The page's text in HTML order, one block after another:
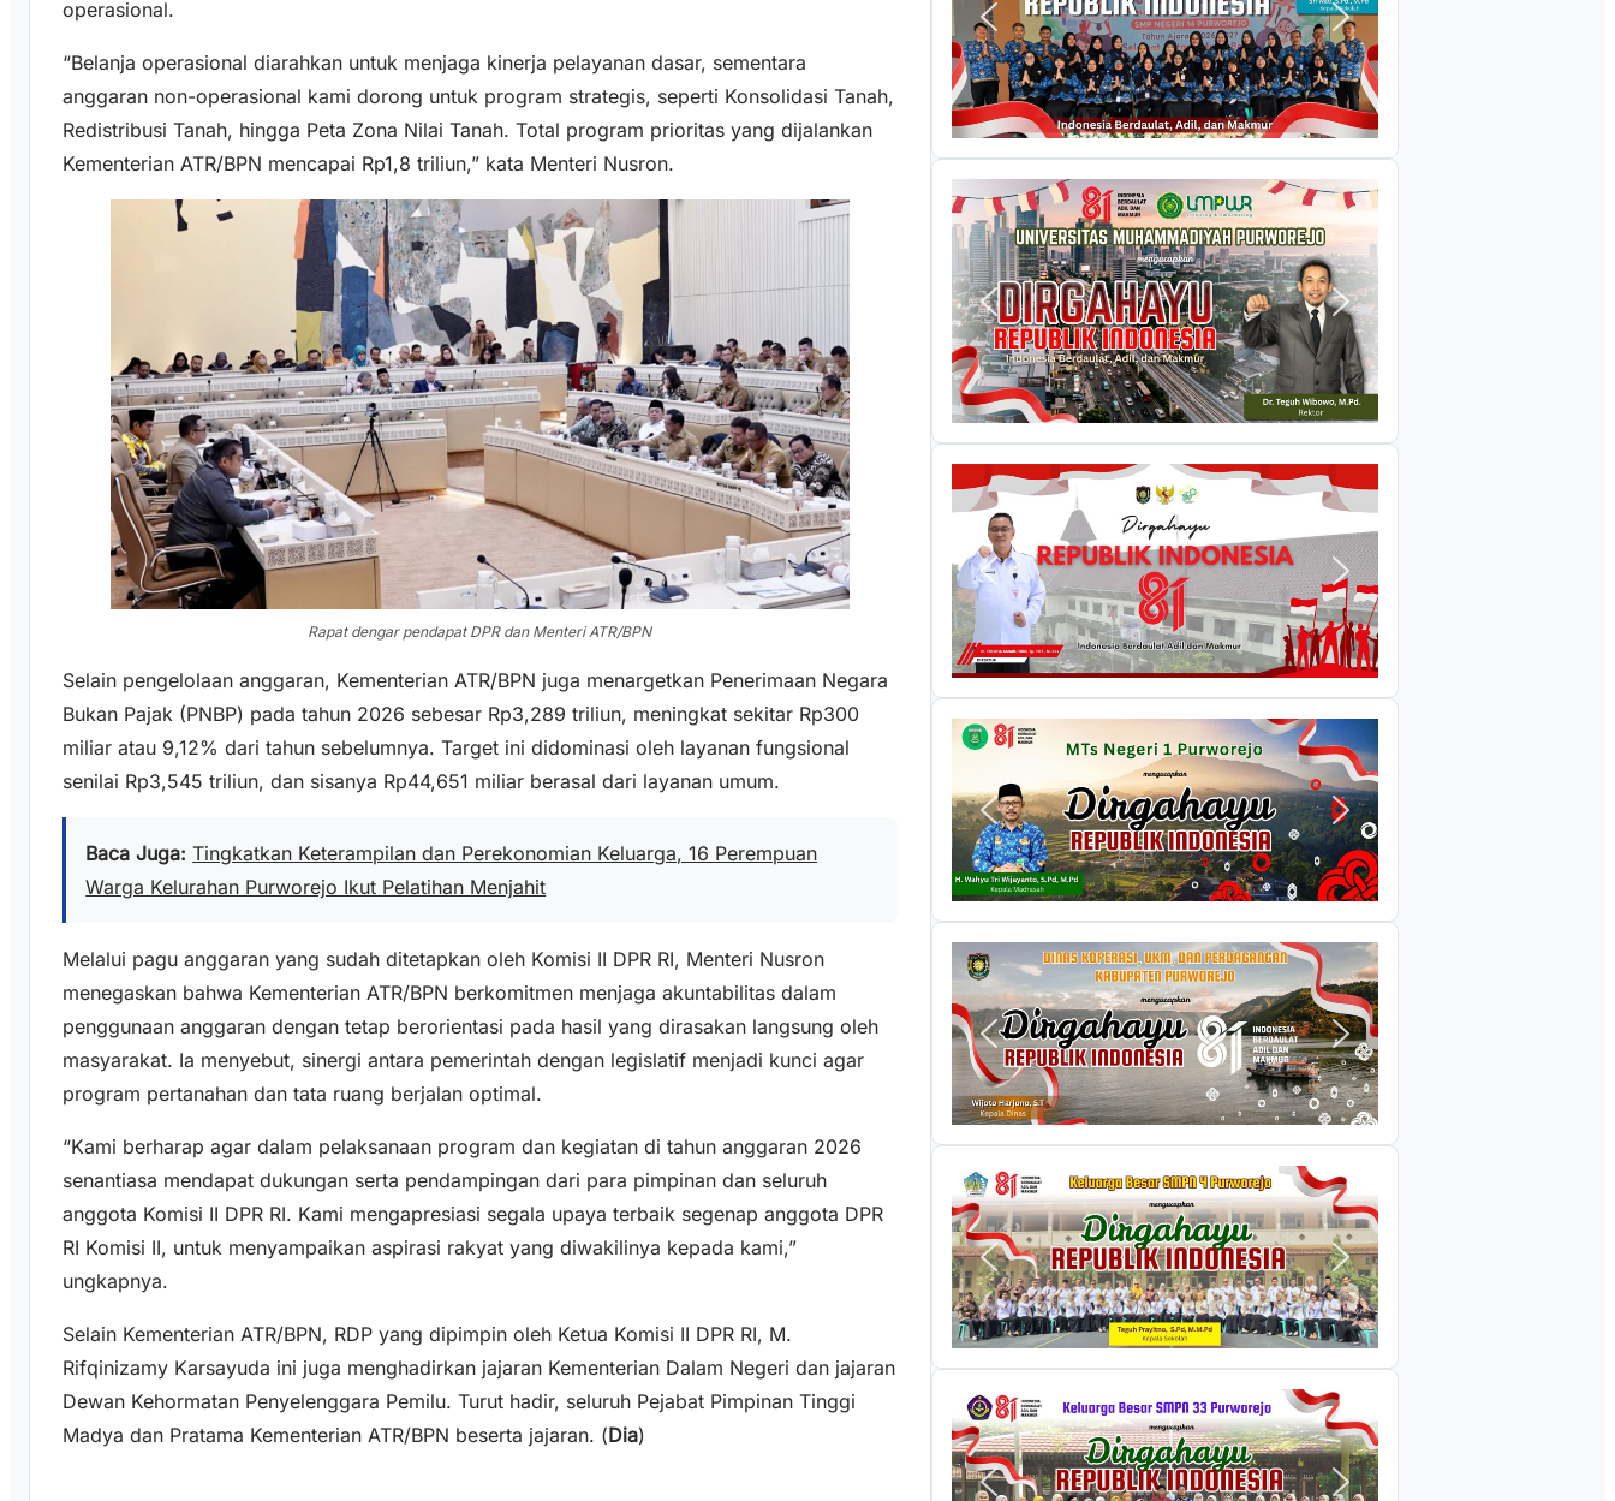
operasional.
“Belanja operasional diarahkan untuk menjaga kinerja pelayanan dasar, sementara
anggaran non-operasional kami dorong untuk program strategis, seperti Konsolidasi Tanah,
Redistribusi Tanah, hingga Peta Zona Nilai Tanah. Total program prioritas yang dijalankan
Kementerian ATR/BPN mencapai Rp1,8 triliun,” kata Menteri Nusron.
Rapat dengar pendapat DPR dan Menteri ATR/BPN
Selain pengelolaan anggaran, Kementerian ATR/BPN juga menargetkan Penerimaan Negara
Bukan Pajak (PNBP) pada tahun 2026 sebesar Rp3,289 triliun, meningkat sekitar Rp300
miliar atau 9,12% dari tahun sebelumnya. Target ini didominasi oleh layanan fungsional
senilai Rp3,545 triliun, dan sisanya Rp44,651 miliar berasal dari layanan umum.
Baca Juga: Tingkatkan Keterampilan dan Perekonomian Keluarga, 16 Perempuan
Warga Kelurahan Purworejo Ikut Pelatihan Menjahit
Melalui pagu anggaran yang sudah ditetapkan oleh Komisi II DPR RI, Menteri Nusron
menegaskan bahwa Kementerian ATR/BPN berkomitmen menjaga akuntabilitas dalam
penggunaan anggaran dengan tetap berorientasi pada hasil yang dirasakan langsung oleh
masyarakat. Ia menyebut, sinergi antara pemerintah dengan legislatif menjadi kunci agar
program pertanahan dan tata ruang berjalan optimal.
“Kami berharap agar dalam pelaksanaan program dan kegiatan di tahun anggaran 2026
senantiasa mendapat dukungan serta pendampingan dari para pimpinan dan seluruh
anggota Komisi II DPR RI. Kami mengapresiasi segala upaya terbaik segenap anggota DPR
RI Komisi II, untuk menyampaikan aspirasi rakyat yang diwakilinya kepada kami,”
ungkapnya.
Selain Kementerian ATR/BPN, RDP yang dipimpin oleh Ketua Komisi II DPR RI, M.
Rifqinizamy Karsayuda ini juga menghadirkan jajaran Kementerian Dalam Negeri dan jajaran
Dewan Kehormatan Penyelenggara Pemilu. Turut hadir, seluruh Pejabat Pimpinan Tinggi
Madya dan Pratama Kementerian ATR/BPN beserta jajaran. (Dia)